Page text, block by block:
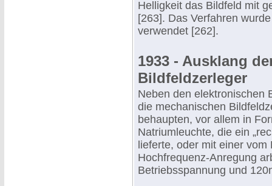
Helligkeit das Bildfeld mit
[263]. Das Verfahren
verwendet [262].
1933 - Ausklang
Bildfeldzerleger
Neben den elektronischen
die mechanischen
behaupten, vor allem in
Natriumleuchte, die ein
lieferte, oder mit einer
Hochfrequenz-Anregung
Betriebsspannung und